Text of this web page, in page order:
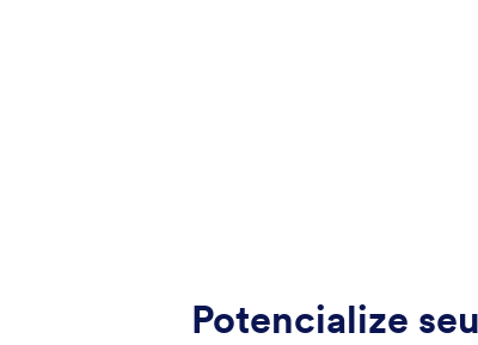
Potencialize